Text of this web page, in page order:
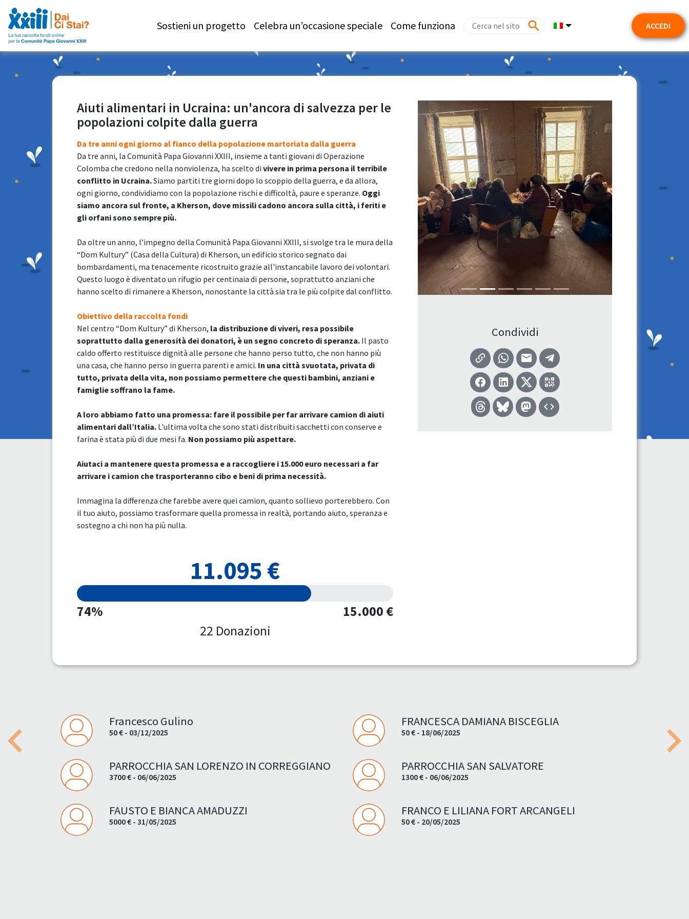
Sostieni un progetto Celebra un’occasione speciale Come funziona ACCEDI
Aiuti alimentari in Ucraina: un'ancora di salvezza per le
popolazioni colpite dalla guerra
Da tre anni ogni giorno al fianco della popolazione martoriata dalla guerra
Da tre anni, la Comunità Papa Giovanni XXIII, insieme a tanti giovani di Operazione
Colomba che credono nella nonviolenza, ha scelto di vivere in prima persona il terribile
conflitto in Ucraina.Siamo partiti tre giorni dopo lo scoppio della guerra, e da allora,
ogni giorno, condividiamo con la popolazione rischi e difficoltà, paure e speranze. Oggi
siamo ancora sul fronte, a Kherson, dove missili cadono ancora sulla città, i feriti e
gli orfani sono sempre più.
Da oltre un anno, l’impegno della Comunità Papa Giovanni XXIII, si svolge tra le mura della
“Dom Kultury” (Casa della Cultura) di Kherson, un edificio storico segnato dai
bombardamenti, ma tenacemente ricostruito grazie all'instancabile lavoro dei volontari.
Questo luogo è diventato un rifugio per centinaia di persone, soprattutto anziani che
hanno scelto di rimanere a Kherson, nonostante la città sia tra le più colpite dal conflitto.
Obiettivo della raccolta fondi
Nel centro “Dom Kultury” di Kherson, la distribuzione di viveri, resa possibile
soprattutto dalla generosità dei donatori, è un segno concreto di speranza. Il pasto
caldo offerto restituisce dignità alle persone che hanno perso tutto, che non hanno più
una casa, che hanno perso in guerra parenti e amici. In una città svuotata, privata di
tutto, privata della vita, non possiamo permettere che questi bambini, anziani e
famiglie soffrano la fame.
A loro abbiamo fatto una promessa: fare il possibile per far arrivare camion di aiuti
alimentari dall’Italia. L'ultima volta che sono stati distribuiti sacchetti con conserve e
farina è stata più di due mesi fa. Non possiamo più aspettare.
Aiutaci a mantenere questa promessa e a raccogliere i 15.000 euro necessari a far
arrivare i camion che trasporteranno cibo e beni di prima necessità.
Immagina la differenza che farebbe avere quei camion, quanto sollievo porterebbero. Con
il tuo aiuto, possiamo trasformare quella promessa in realtà, portando aiuto, speranza e
sostegno a chi non ha più nulla.
11.095 €
74%
15.000 €
22 Donazioni
Condividi
Previous
Francesco Gulino
50 € - 03/12/2025
FRANCESCA DAMIANA BISCEGLIA
50 € - 18/06/2025
PARROCCHIA SAN LORENZO IN CORREGGIANO
3700 € - 06/06/2025
PARROCCHIA SAN SALVATORE
1300 € - 06/06/2025
FAUSTO E BIANCA AMADUZZI
5000 € - 31/05/2025
FRANCO E LILIANA FORT ARCANGELI
50 € - 20/05/2025